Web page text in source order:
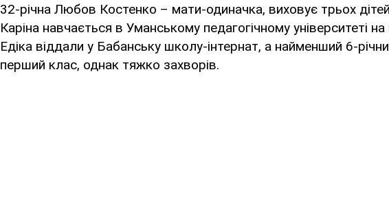
32-річна Любов Костенко – мати-одиначка, виховує трьох
Каріна навчається в Уманському педагогічному університеті
Едіка віддали у Бабанську школу-інтернат, а найменший 6-
перший клас, однак тяжко захворів.